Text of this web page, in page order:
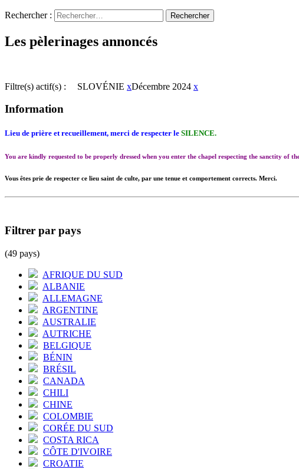
Rechercher :
Les pèlerinages annoncés
Filtre(s) actif(s) : SLOVÉNIE xDécembre 2024 x
Information
Lieu de prière et recueillement, merci de respecter le SILENCE.
You are kindly requested to be properly dressed when you enter the chapel respecting the sanctity of
Vous êtes prie de respecter ce lieu saint de culte, par une tenue et comportement corrects. Merci.
Filtrer par pays
(49 pays)
AFRIQUE DU SUD
ALBANIE
ALLEMAGNE
ARGENTINE
AUSTRALIE
AUTRICHE
BELGIQUE
BÉNIN
BRÉSIL
CANADA
CHILI
CHINE
COLOMBIE
CORÉE DU SUD
COSTA RICA
CÔTE D'IVOIRE
CROATIE